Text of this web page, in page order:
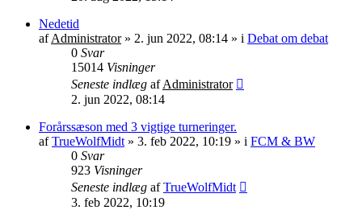
Nedetid
afAdministrator» 2. jun 2022, 08:14 » i Debat om debat
0 Svar
15014 Visninger
Seneste indlæg afAdministrator
2. jun 2022, 08:14
Forårssæson med 3 vigtige turneringer.
afTrueWolfMidt » 3. feb 2022, 10:19 » i FCM & BW
0 Svar
923 Visninger
Seneste indlæg afTrueWolfMidt
3. feb 2022, 10:19